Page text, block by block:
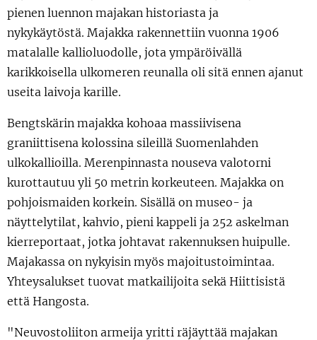
pienen luennon majakan historiasta ja
nykykäytöstä. Majakka rakennettiin vuonna 1906
matalalle kallioluodolle, jota ympäröivällä
karikkoisella ulkomeren reunalla oli sitä ennen ajanut
useita laivoja karille.
Bengtskärin majakka kohoaa massiivisena
graniittisena kolossina sileillä Suomenlahden
ulkokallioilla. Merenpinnasta nouseva valotorni
kurottautuu yli 50 metrin korkeuteen. Majakka on
pohjoismaiden korkein. Sisällä on museo- ja
näyttelytilat, kahvio, pieni kappeli ja 252 askelman
kierreportaat, jotka johtavat rakennuksen huipulle.
Majakassa on nykyisin myös majoitustoimintaa.
Yhteysalukset tuovat matkailijoita sekä Hiittisistä
että Hangosta.
"Neuvostoliiton armeija yritti räjäyttää majakan